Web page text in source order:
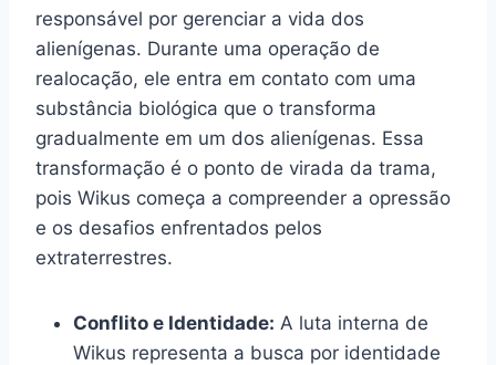
responsável por gerenciar a vida dos
alienígenas. Durante uma operação de
realocação, ele entra em contato com uma
substância biológica que o transforma
gradualmente em um dos alienígenas. Essa
transformação é o ponto de virada da trama,
pois Wikus começa a compreender a opressão
e os desafios enfrentados pelos
extraterrestres.
Conflito e Identidade: A luta interna de
Wikus representa a busca por identidade